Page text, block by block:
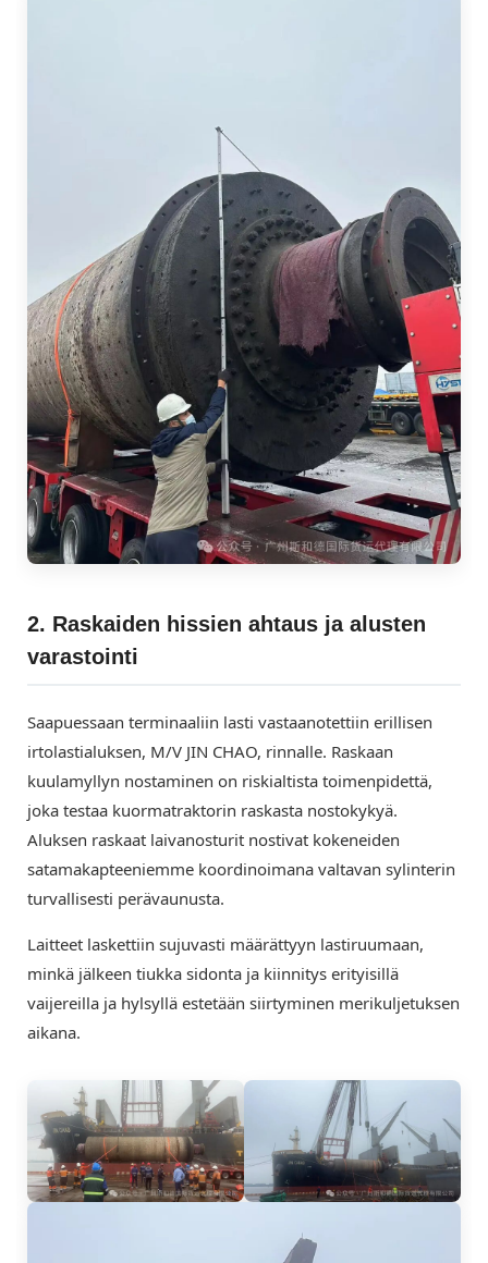
2. Raskaiden hissien ahtaus ja alusten
varastointi
Saapuessaan terminaaliin lasti vastaanotettiin erillisen
irtolastialuksen, M/V JIN CHAO, rinnalle. Raskaan
kuulamyllyn nostaminen on riskialtista toimenpidettä,
joka testaa kuormatraktorin raskasta nostokykyä.
Aluksen raskaat laivanosturit nostivat kokeneiden
satamakapteeniemme koordinoimana valtavan sylinterin
turvallisesti perävaunusta.
Laitteet laskettiin sujuvasti määrättyyn lastiruumaan,
minkä jälkeen tiukka sidonta ja kiinnitys erityisillä
vaijereilla ja hylsyllä estetään siirtyminen merikuljetuksen
aikana.